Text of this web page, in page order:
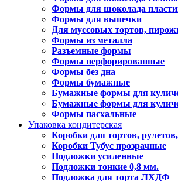
Формы для шоколада
Формы для выпечки
Для муссовых тортов,
Формы из металла
Разъемные формы
Формы перфорированные
Формы без дна
Формы бумажные
Бумажные формы для
Бумажные формы для
Формы пасхальные
Упаковка кондитерская
Коробки для тортов,
Коробки Тубус прозрачные
Подложки усиленные
Подложки тонкие 0,8 мм.
Подложка для торта ЛХДФ